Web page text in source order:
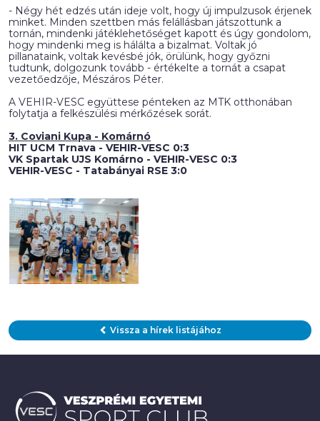
- Négy hét edzés után ideje volt, hogy új impulzusok érjenek
minket. Minden szettben más felállásban játszottunk a
tornán, mindenki játéklehetőséget kapott és úgy gondolom,
hogy mindenki meg is hálálta a bizalmat. Voltak jó
pillanataink, voltak kevésbé jók, örülünk, hogy győzni
tudtunk, dolgozunk tovább - értékelte a tornát a csapat
vezetőedzője, Mészáros Péter.
A VEHIR-VESC együttese pénteken az MTK otthonában
folytatja a felkészülési mérkőzések sorát.
3. Coviani Kupa - Komárnó
HIT UCM Trnava - VEHIR-VESC 0:3
VK Spartak UJS Komárno - VEHIR-VESC 0:3
VEHIR-VESC - Tatabányai RSE 3:0
Vissza a hírek listájához